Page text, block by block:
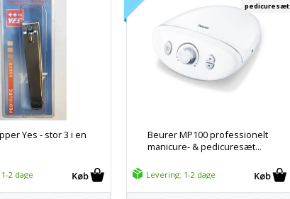
Yes - stor 3 i en
2 dage
Beurer MP100 professionelt
manicure- & pedicuresæt...
pedicuresæt
Levering: 1-2 dage